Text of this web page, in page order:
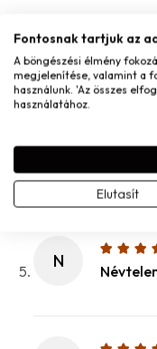
G
N
Fontosnak tartjuk az
A böngészési élmény
megjelenítése, valamint a
használunk. 'Az összes
használatához.
Elutasít